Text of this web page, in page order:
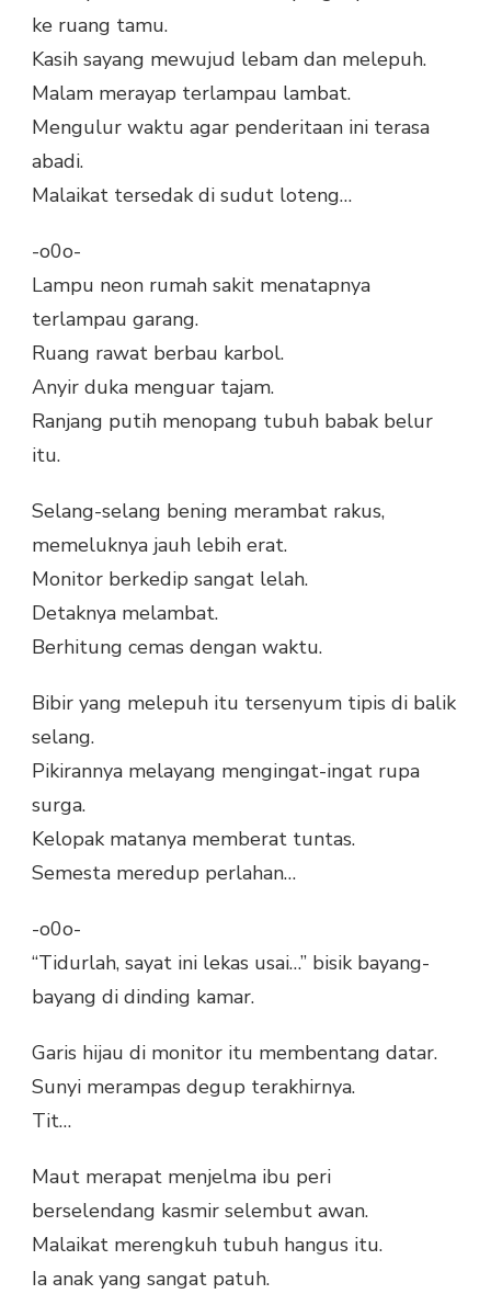
ke ruang tamu.
Kasih sayang mewujud lebam dan melepuh.
Malam merayap terlampau lambat.
Mengulur waktu agar penderitaan ini terasa
abadi.
Malaikat tersedak di sudut loteng…
-o0o-
Lampu neon rumah sakit menatapnya
terlampau garang.
Ruang rawat berbau karbol.
Anyir duka menguar tajam.
Ranjang putih menopang tubuh babak belur
itu.
Selang-selang bening merambat rakus,
memeluknya jauh lebih erat.
Monitor berkedip sangat lelah.
Detaknya melambat.
Berhitung cemas dengan waktu.
Bibir yang melepuh itu tersenyum tipis di balik
selang.
Pikirannya melayang mengingat-ingat rupa
surga.
Kelopak matanya memberat tuntas.
Semesta meredup perlahan…
-o0o-
“Tidurlah, sayat ini lekas usai…” bisik bayang-
bayang di dinding kamar.
Garis hijau di monitor itu membentang datar.
Sunyi merampas degup terakhirnya.
Tit…
Maut merapat menjelma ibu peri
berselendang kasmir selembut awan.
Malaikat merengkuh tubuh hangus itu.
Ia anak yang sangat patuh.